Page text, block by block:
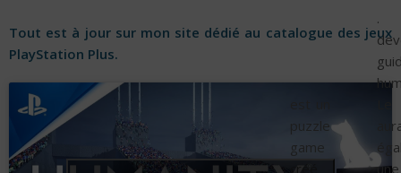
Tout est à jour sur mon site dédié au catalogue des jeux
PlayStation Plus.
puzzle
game
créé
.
une